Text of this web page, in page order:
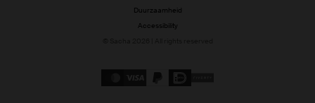
Duurzaamheid
Accessibility